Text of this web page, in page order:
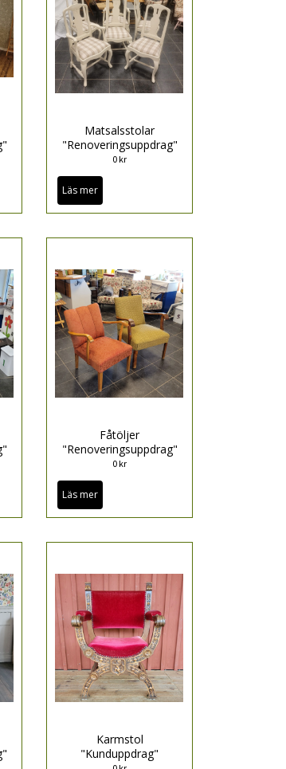
Matsalsstolar
"Renoveringsuppdrag"
0 kr
Läs mer
Fåtöljer
"Renoveringsuppdrag"
0 kr
Läs mer
Karmstol
"Kunduppdrag"